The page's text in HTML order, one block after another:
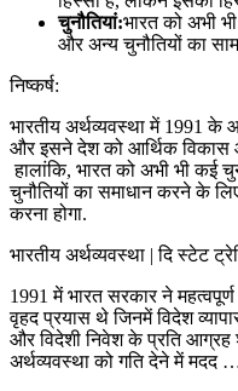
चुनौतियां:भारत को अभी
और अन्य चुनौतियों का
निष्कर्ष:
भारतीय अर्थव्यवस्था में 1991 के
और इसने देश को आर्थिक विकास
हालांकि, भारत को अभी भी कई
चुनौतियों का समाधान करने के
करना होगा.
भारतीय अर्थव्‍यवस्‍था | दि स्‍टेट
1991 में भारत सरकार ने
वृहद प्रयास थे जि‍नमें वि‍देश
और वि‍देशी नि‍वेश के प्रति‍ आग्रह
अर्थव्‍यवस्‍था को गति‍ देने में मदद